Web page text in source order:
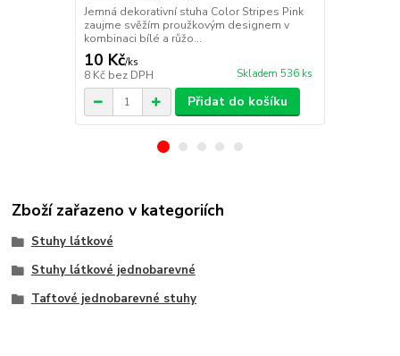
Jemná dekorativní stuha Color Stripes Pink
zaujme svěžím proužkovým designem v
kombinaci bílé a růžo...
10 Kč/ks
8 Kč bez DPH Skladem 536 ks
Přidat do košíku
Zboží zařazeno v kategoriích
Stuhy látkové
Stuhy látkové jednobarevné
Taftové jednobarevné stuhy